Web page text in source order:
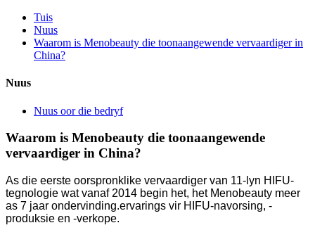
Tuis
Nuus
Waarom is Menobeauty die toonaangewende vervaardiger in
China?
Nuus
Nuus oor die bedryf
Waarom is Menobeauty die toonaangewende
vervaardiger in China?
As die eerste oorspronklike vervaardiger van 11-lyn HIFU-
tegnologie wat vanaf 2014 begin het, het Menobeauty meer
as 7 jaar ondervinding.ervarings vir HIFU-navorsing, -
produksie en -verkope.